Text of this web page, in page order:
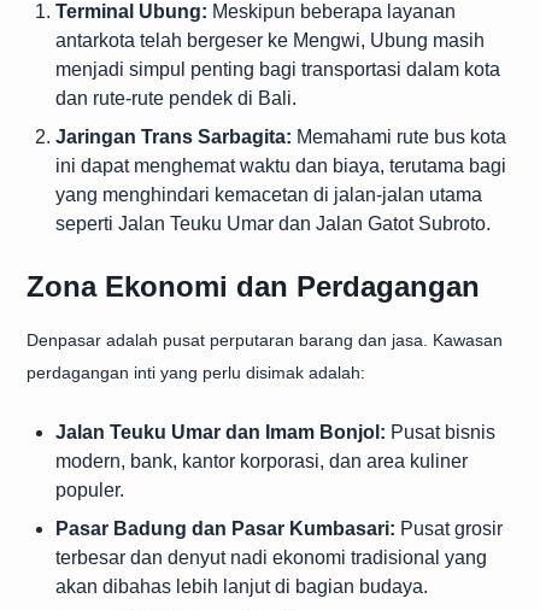
Terminal Ubung: Meskipun beberapa layanan
antarkota telah bergeser ke Mengwi, Ubung masih
menjadi simpul penting bagi transportasi dalam kota
dan rute-rute pendek di Bali.
Jaringan Trans Sarbagita: Memahami rute bus kota
ini dapat menghemat waktu dan biaya, terutama bagi
yang menghindari kemacetan di jalan-jalan utama
seperti Jalan Teuku Umar dan Jalan Gatot Subroto.
Zona Ekonomi dan Perdagangan
Denpasar adalah pusat perputaran barang dan jasa. Kawasan
perdagangan inti yang perlu disimak adalah:
Jalan Teuku Umar dan Imam Bonjol: Pusat bisnis
modern, bank, kantor korporasi, dan area kuliner
populer.
Pasar Badung dan Pasar Kumbasari: Pusat grosir
terbesar dan denyut nadi ekonomi tradisional yang
akan dibahas lebih lanjut di bagian budaya.